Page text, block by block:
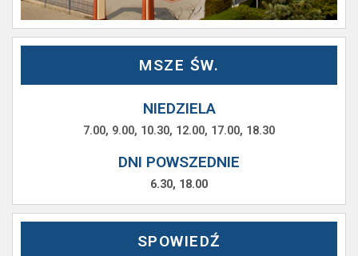
MSZE ŚW.
NIEDZIELA
7.00, 9.00, 10.30, 12.00, 17.00, 18.30
DNI POWSZEDNIE
6.30, 18.00
SPOWIEDŹ